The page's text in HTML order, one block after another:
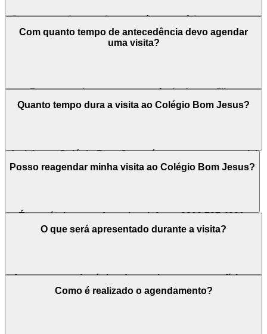
O processo de agendamento é necessário e tem como
objetivo promover um momento de acolhimento, por
isso é interessante a presença do estudante.
Com quanto tempo de antecedência devo agendar
uma visita?
Para garantir a vaga e a matrícula do seu filho,
recomenda-se realizar o agendamento com
Quanto tempo dura a visita ao Colégio Bom Jesus?
A visita ao Colégio Bom Jesus é um momento especial
para a família e para a escola, pois oferece uma
oportunidade para conhecer a estrutura e esclarecer
Posso reagendar minha visita ao Colégio Bom Jesus?
É possível reagendar pelo telefone: 0800 727 4001.
O que será apresentado durante a visita?
A proposta pedagógica da escola, os espaços físicos
e ambientes de aprendizagem, diferenciais da unidade,
Como é realizado o agendamento?